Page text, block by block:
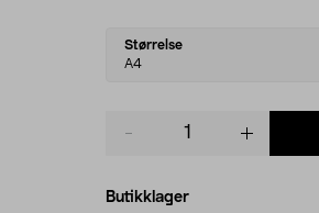
Select
variant
Størrelse
A4
Butikklager